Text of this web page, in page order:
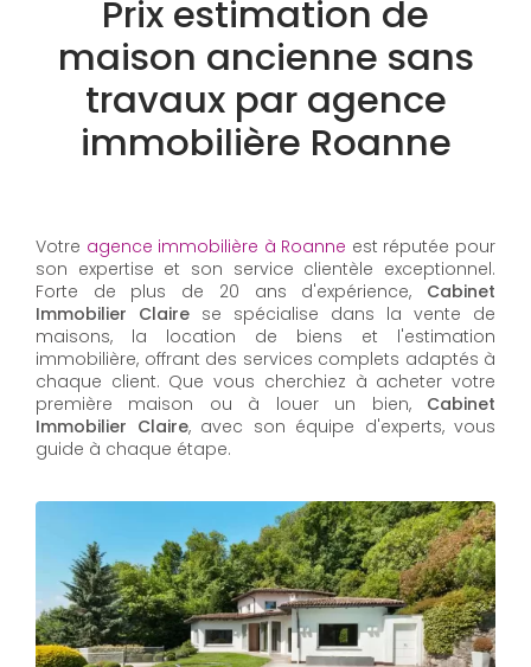
Prix estimation de
maison ancienne sans
travaux par agence
immobilière Roanne
Votre agence immobilière à Roanne est réputée pour
son expertise et son service clientèle exceptionnel.
Forte de plus de 20 ans d'expérience, Cabinet
Immobilier Claire se spécialise dans la vente de
maisons, la location de biens et l'estimation
immobilière, offrant des services complets adaptés à
chaque client. Que vous cherchiez à acheter votre
première maison ou à louer un bien, Cabinet
Immobilier Claire, avec son équipe d'experts, vous
guide à chaque étape.